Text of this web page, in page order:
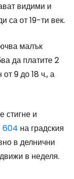
видими и
са от 19-ти век.
малък
да платите 2
9 до 18 ч., а
стигне и
604 на градския
в делнични
в неделя.